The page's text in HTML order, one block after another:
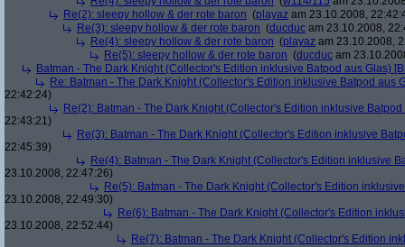
Re(2): sleepy hollow & der rote baron (playaz am 23.10.2008,
Re(3): sleepy hollow & der rote baron (ducduc am 23.10.2008,
Re(4): sleepy hollow & der rote baron (playaz am 23.10.2008,
Re(5): sleepy hollow & der rote baron (ducduc am
Batman - The Dark Knight (Collector's Edition inklusive Batpod aus Glas)
Re: Batman - The Dark Knight (Collector's Edition inklusive Batpod aus
22:42:24)
Re(2): Batman - The Dark Knight (Collector's Edition inklusive
22:43:21)
Re(3): Batman - The Dark Knight (Collector's Edition inklusive
22:45:39)
Re(4): Batman - The Dark Knight (Collector's Edition inklusive
23.10.2008, 22:47:26)
Re(5): Batman - The Dark Knight (Collector's Edition
23.10.2008, 22:49:30)
Re(6): Batman - The Dark Knight (Collector's Edition
23.10.2008, 22:52:44)
Re(7): Batman - The Dark Knight (Collector's Edition